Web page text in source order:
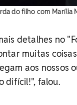
do filho com Marília
detalhes no
muitas
aos nossos
difícil!", falou.